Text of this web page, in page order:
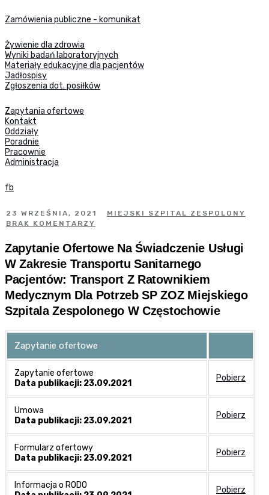
Zamówienia publiczne - komunikat
Żywienie dla zdrowia
Wyniki badań laboratoryjnych
Materiały edukacyjne dla pacjentów
Jadłospisy
Zgłoszenia dot. posiłków
Zapytania ofertowe
Kontakt
Oddziały
Poradnie
Pracownie
Administracja
fb
23 WRZEŚNIA, 2021
MIEJSKI SZPITAL ZESPOLONY
BRAK KOMENTARZY
Zapytanie Ofertowe Na Świadczenie Usługi
W Zakresie Transportu Sanitarnego
Pacjentów: Transport Z Ratownikiem
Medycznym Dla Potrzeb SP ZOZ Miejskiego
Szpitala Zespolonego W Częstochowie
Zapytanie ofertowe
Zapytanie ofertowe
Data publikacji: 23.09.2021
Pobierz
Umowa
Data publikacji: 23.09.2021
Pobierz
Formularz ofertowy
Data publikacji: 23.09.2021
Pobierz
Informacja o RODO
Pobierz